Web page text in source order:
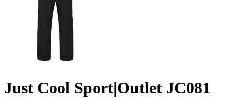
Just Cool Sport|Outlet JC081